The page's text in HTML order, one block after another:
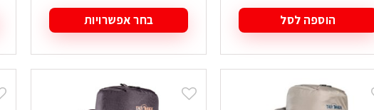
הוספה לסל בחר אפשרויות
למוצר
זה
יש
מספר